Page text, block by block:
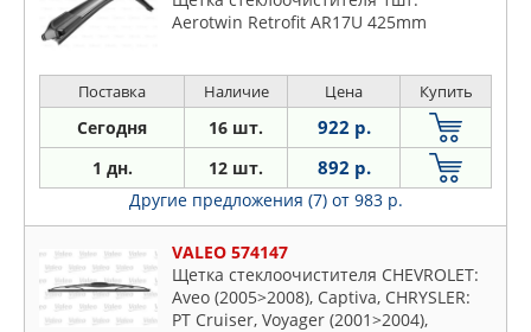
Aerotwin Retrofit AR17U 425mm
Поставка Наличие Цена Купить
Сегодня 16 шт. 922 р.
1 дн. 12 шт. 892 р.
Другие предложения (7) от 983 р.
VALEO 574147
Щетка стеклоочистителя CHEVROLET:
Aveo (2005>2008), Captiva, CHRYSLER:
PT Cruiser, Voyager (2001>2004),